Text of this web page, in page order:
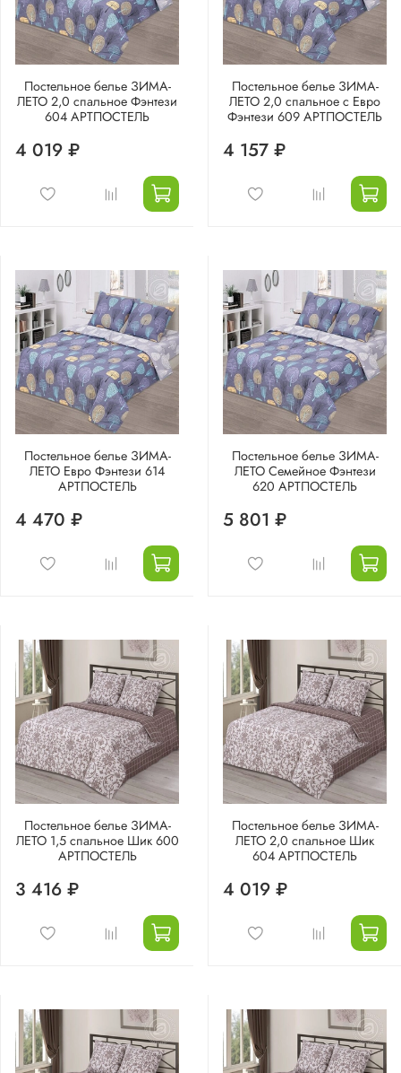
Постельное белье ЗИМА-
ЛЕТО 2,0 спальное Фэнтези
604 АРТПОСТЕЛЬ
4 019 ₽
Постельное белье ЗИМА-
ЛЕТО 2,0 спальное с Евро
Фэнтези 609 АРТПОСТЕЛЬ
4 157 ₽
Постельное белье ЗИМА-
ЛЕТО Евро Фэнтези 614
АРТПОСТЕЛЬ
4 470 ₽
Постельное белье ЗИМА-
ЛЕТО Семейное Фэнтези
620 АРТПОСТЕЛЬ
5 801 ₽
Постельное белье ЗИМА-
ЛЕТО 1,5 спальное Шик 600
АРТПОСТЕЛЬ
3 416 ₽
Постельное белье ЗИМА-
ЛЕТО 2,0 спальное Шик
604 АРТПОСТЕЛЬ
4 019 ₽